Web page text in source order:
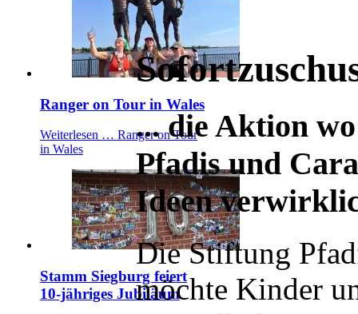
Ranger on Tour in Wales
Weiterlesen … Ranger on Tour
in Wales
Stamm Siegburg feiert
10-jähriges Jubiläum
... die Aktion
Pfadis und
Ideen
Die Stiftung
möchte Kinder